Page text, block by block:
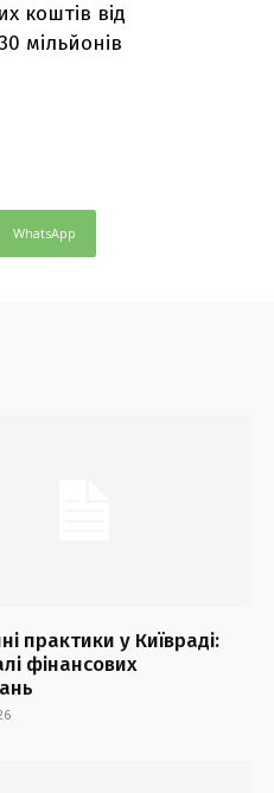
коштів від
мільйонів
WhatsApp
практики у Київраді:
фінансових